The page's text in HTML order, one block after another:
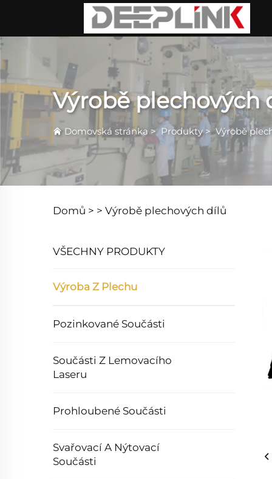
Výrobě plechových
Domovská stránka >Produkty>Výrobě
Domů > > Výrobě plechových dílů
VŠECHNY PRODUKTY
Výroba Z Plechu
Pozinkované Součásti
Součásti Z Lemovacího
Laseru
Prohloubené Součásti
Svařovací A Nýtovací
Součásti